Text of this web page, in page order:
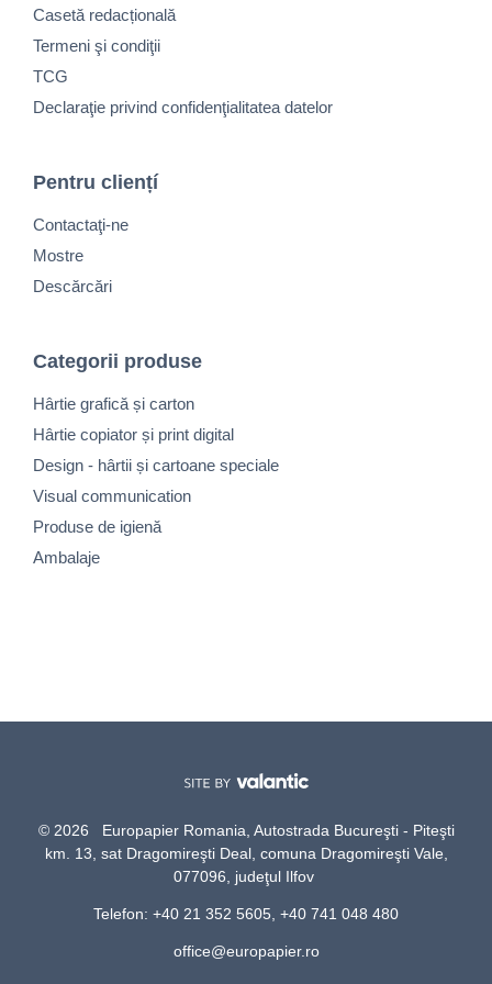
Casetă redacțională
Termeni şi condiţii
TCG
Declaraţie privind confidenţialitatea datelor
Pentru cliențí
Contactaţi-ne
Mostre
Descărcări
Categorii produse
Hârtie grafică și carton
Hârtie copiator și print digital
Design - hârtii și cartoane speciale
Visual communication
Produse de igienă
Ambalaje
© 2026 Europapier Romania, Autostrada Bucureşti - Piteşti
km. 13, sat Dragomireşti Deal, comuna Dragomireşti Vale,
077096, judeţul Ilfov
Telefon: +40 21 352 5605, +40 741 048 480
office@europapier.ro